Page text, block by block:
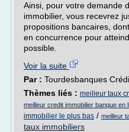
Ainsi, pour votre demande
immobilier, vous recevrez
propositions bancaires,
en concurrence pour
possible.
Voir la suite
Par : Tourdesbanques
Thèmes liés : meilleur taux
meilleur credit immobilier banque en
immobilier le plus bas / meilleur
taux immobiliers